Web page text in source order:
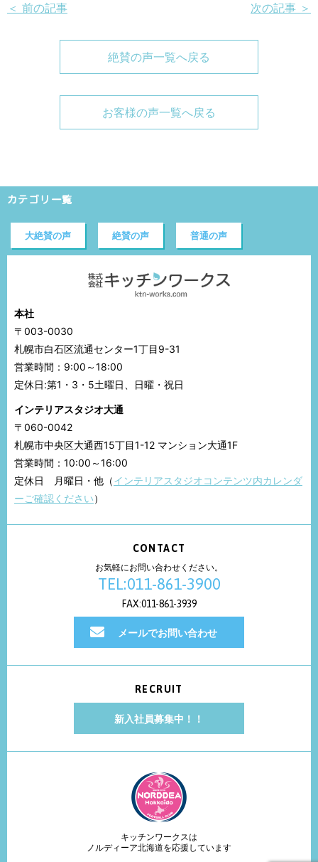
＜ 前の記事 次の記事 ＞
絶賛の声一覧へ戻る
お客様の声一覧へ戻る
カテゴリ一覧
大絶賛の声 絶賛の声 普通の声
本社
〒003-0030
札幌市白石区流通センター1丁目9-31
営業時間：9:00～18:00
定休日:第1・3・5土曜日、日曜・祝日
インテリアスタジオ大通
〒060-0042
札幌市中央区大通西15丁目1-12 マンション大通1F
営業時間：10:00～16:00
定休日 月曜日・他（インテリアスタジオコンテンツ内カレンダ
ーご確認ください）
CONTACT
お気軽にお問い合わせください。
TEL:011-861-3900
FAX:011-861-3939
メールでお問い合わせ
RECRUIT
新入社員募集中！！
キッチンワークスは
ノルディーア北海道を応援しています